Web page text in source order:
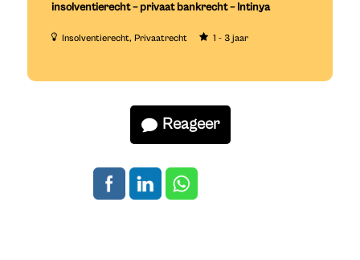
insolventierecht – privaat bankrecht – Intinya
Insolventierecht Privaatrecht 1 - 3 jaar
Reageer